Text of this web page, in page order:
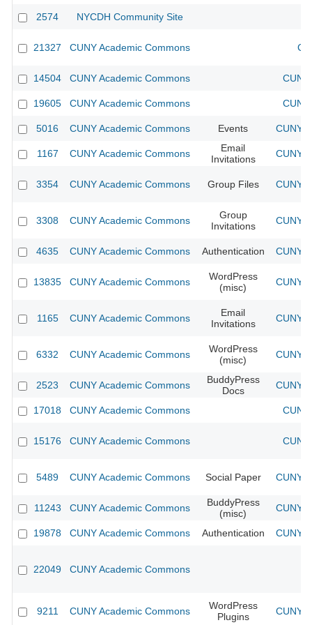
2574 NYCDH Community Site
21327 CUNY Academic Commons
14504 CUNY Academic Commons
19605 CUNY Academic Commons
5016 CUNY Academic Commons Events CUNY
1167 CUNY Academic Commons
Email
Invitations
CUNY
3354 CUNY Academic Commons Group Files CUNY
3308 CUNY Academic Commons
Group
Invitations
CUNY
4635 CUNY Academic Commons Authentication CUNY
13835 CUNY Academic Commons
WordPress
(misc)
CUNY
1165 CUNY Academic Commons
Email
Invitations
CUNY
6332 CUNY Academic Commons
WordPress
(misc)
CUNY
2523 CUNY Academic Commons
BuddyPress
Docs
CUNY
17018 CUNY Academic Commons
15176 CUNY Academic Commons
5489 CUNY Academic Commons Social Paper CUNY
11243 CUNY Academic Commons
BuddyPress
(misc)
CUNY
19878 CUNY Academic Commons Authentication CUNY
22049 CUNY Academic Commons
9211 CUNY Academic Commons
WordPress
Plugins
CUNY